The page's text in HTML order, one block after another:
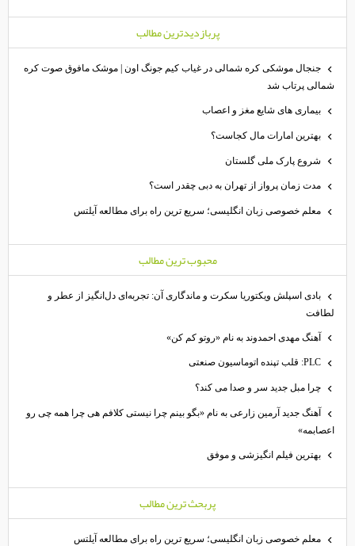
پربازديدترين مطالب
جنجال موشکی کره شمالی در غیاب کیم جونگ اون | موشک مافوق صوت کره
شمالی پرتاب شد
بیماری های شایع مغز و اعصاب
بهترین امارات مال کجاست؟
شروع پارک ملی گلستان
مدت زمان پرواز از تهران به دبی چقدر است؟
معلم خصوصی زبان انگلیسی؛ سریع ترین راه برای مطالعه آیلتس
محبوب ترين مطالب
بادی اسپلش ویکتوریا سکرت و ماندگاری آن: تجربه‌ای دل‌انگیز از عطر و
لطافت
آهنگ مهدی احمدوند به نام «روتو کم کن»
PLC: قلب تپنده اتوماسیون صنعتی
چرا مبل جدید سر و صدا می کند؟
آهنگ جدید آرمین زارعی به نام «بگو بینم چرا نیستی کلافم هی چرا همه چی رو
اعصابمه»
بهترین فیلم انگیزشی و موفق
پربحث ترين مطالب
معلم خصوصی زبان انگلیسی؛ سریع ترین راه برای مطالعه آیلتس